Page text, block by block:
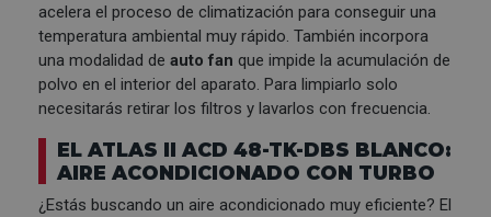
acelera el proceso de climatización para conseguir una
temperatura ambiental muy rápido. También incorpora
una modalidad de auto fan que impide la acumulación de
polvo en el interior del aparato. Para limpiarlo solo
necesitarás retirar los filtros y lavarlos con frecuencia.
EL ATLAS II ACD 48-TK-DBS BLANCO:
AIRE ACONDICIONADO CON TURBO
¿Estás buscando un aire acondicionado muy eficiente? El